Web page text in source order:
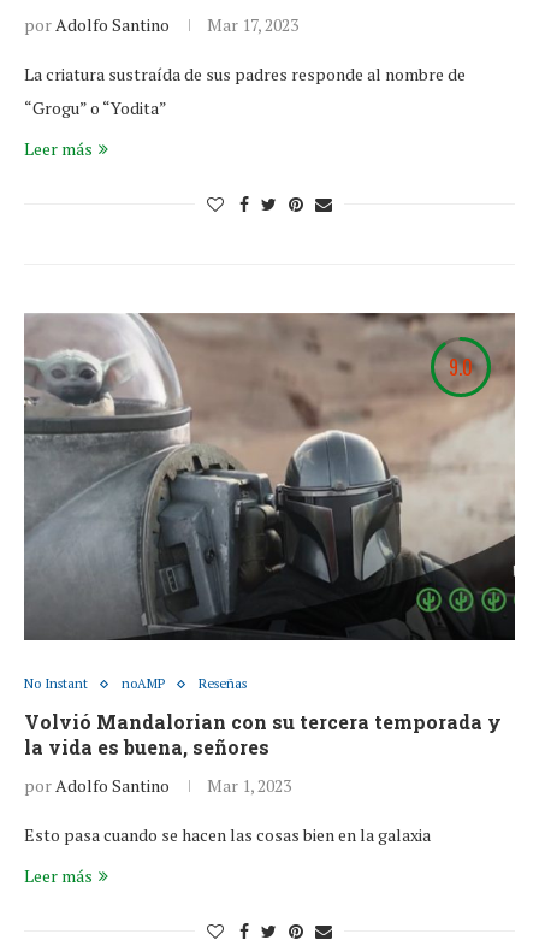
porAdolfo Santino Mar 17, 2023
La criatura sustraída de sus padres responde al nombre de
“Grogu” o “Yodita”
Leer más
9.0
No Instant noAMP Reseñas
Volvió Mandalorian con su tercera temporada y
la vida es buena, señores
porAdolfo Santino Mar 1, 2023
Esto pasa cuando se hacen las cosas bien en la galaxia
Leer más